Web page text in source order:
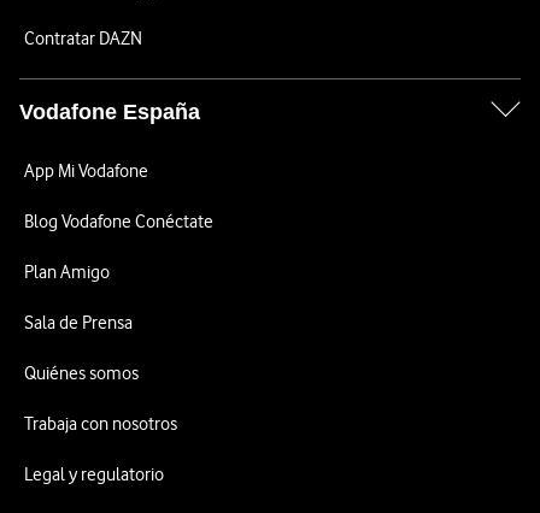
Contratar DAZN
Vodafone España
App Mi Vodafone
Blog Vodafone Conéctate
Plan Amigo
Sala de Prensa
Quiénes somos
Trabaja con nosotros
Legal y regulatorio